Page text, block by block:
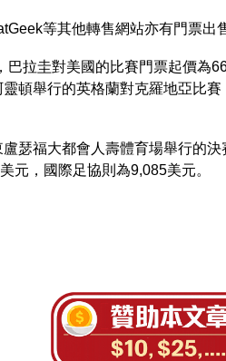
等其他轉售網站亦有門票出
巴拉圭對美國的比賽門票起價為
頓舉行的英格蘭對克羅地亞比
瑟福大都會人壽體育場舉行的
元，國際足協則為9,085美元。